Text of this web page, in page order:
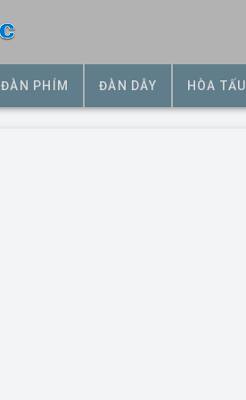
ĐÀN PHÍM ĐÀN DÂY HÒA TẤU